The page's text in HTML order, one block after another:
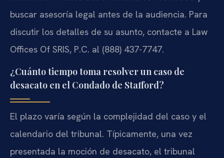
buscar asesoría legal antes de la audiencia. Para
discutir los detalles de su asunto, contacte a Law
Offices Of SRIS, P.C. al (888) 437-7747.
¿Cuánto tiempo toma resolver un caso de
desacato en el Condado de Stafford?
El plazo varía según la complejidad del caso y el
calendario del tribunal. Típicamente, una vez
presentada la moción de desacato, el tribunal